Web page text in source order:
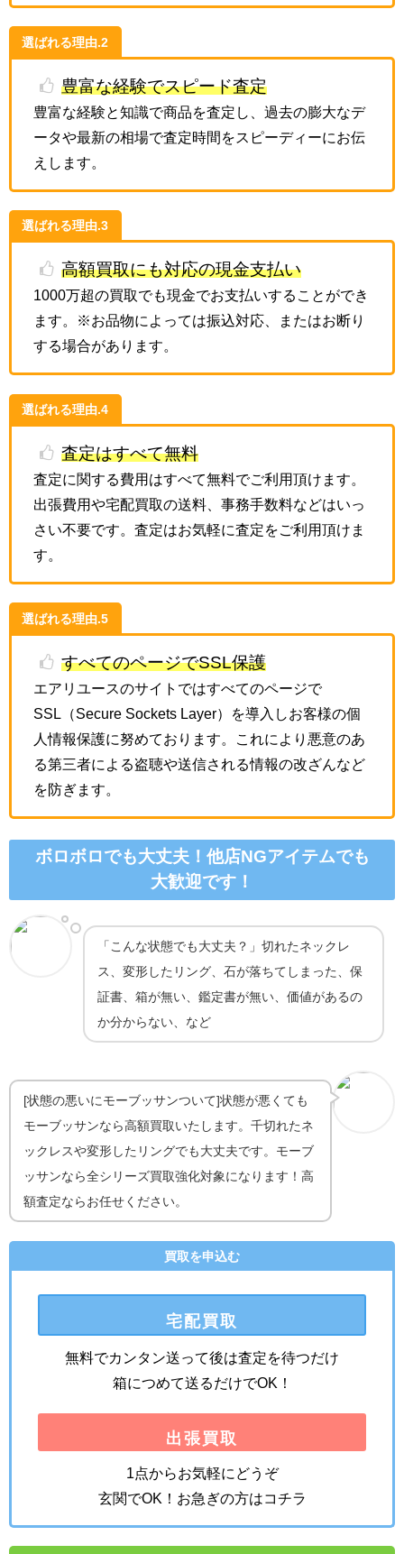
選ばれる理由.2
豊富な経験でスピード査定
豊富な経験と知識で商品を査定し、過去の膨大なデ
ータや最新の相場で査定時間をスピーディーにお伝
えします。
選ばれる理由.3
高額買取にも対応の現金支払い
1000万超の買取でも現金でお支払いすることができ
ます。※お品物によっては振込対応、またはお断り
する場合があります。
選ばれる理由.4
査定はすべて無料
査定に関する費用はすべて無料でご利用頂けます。
出張費用や宅配買取の送料、事務手数料などはいっ
さい不要です。査定はお気軽に査定をご利用頂けま
す。
選ばれる理由.5
すべてのページでSSL保護
エアリユースのサイトではすべてのページで
SSL（Secure Sockets Layer）を導入しお客様の個
人情報保護に努めております。これにより悪意のあ
る第三者による盗聴や送信される情報の改ざんなど
を防ぎます。
ボロボロでも大丈夫！他店NGアイテムでも
大歓迎です！
「こんな状態でも大丈夫？」切れたネックレ
ス、変形したリング、石が落ちてしまった、保
証書、箱が無い、鑑定書が無い、価値があるの
か分からない、など
[状態の悪いにモーブッサンついて]状態が悪くても
モーブッサンなら高額買取いたします。千切れたネ
ックレスや変形したリングでも大丈夫です。モーブ
ッサンなら全シリーズ買取強化対象になります！高
額査定ならお任せください。
買取を申込む
宅配買取
無料でカンタン送って後は査定を待つだけ
箱につめて送るだけでOK！
出張買取
1点からお気軽にどうぞ
玄関でOK！お急ぎの方はコチラ